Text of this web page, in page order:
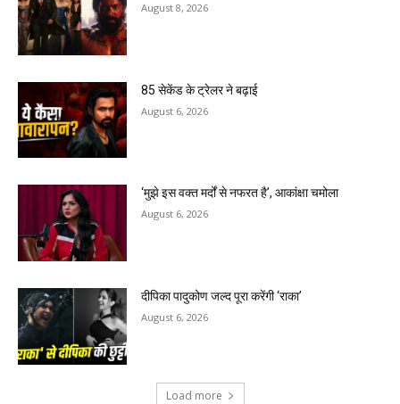
August 8, 2026
85 सेकेंड के ट्रेलर ने बढ़ाई
August 6, 2026
‘मुझे इस वक्त मर्दों से नफरत है’, आकांक्षा चमोला
August 6, 2026
दीपिका पादुकोण जल्द पूरा करेंगी ‘राका’
August 6, 2026
Load more